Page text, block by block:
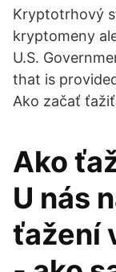
Kryptotrhový
kryptomeny
U.S.
that is
Ako začať
Ako
U nás
ťažení